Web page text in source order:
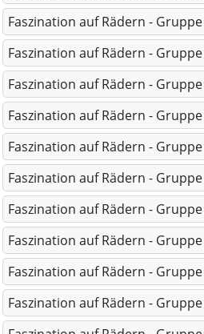
Faszination auf Rädern -
Faszination auf Rädern -
Faszination auf Rädern - Gruppe
Faszination auf Rädern -
Faszination auf Rädern -
Faszination auf Rädern -
Faszination auf Rädern -
Faszination auf Rädern - Gruppe
Faszination auf Rädern -
Faszination auf Rädern -